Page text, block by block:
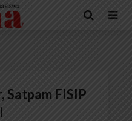
Satpam FISIP